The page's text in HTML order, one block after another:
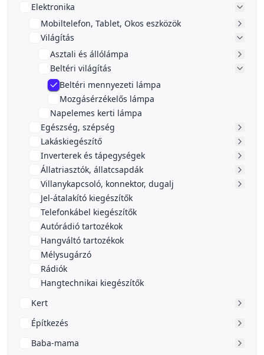
Elektronika
Mobiltelefon, Tablet, Okos eszközök
Világítás
Asztali és állólámpa
Beltéri világítás
Beltéri mennyezeti lámpa
Mozgásérzékelős lámpa
Napelemes kerti lámpa
Egészség, szépség
Lakáskiegészítő
Inverterek és tápegységek
Állatriasztók, állatcsapdák
Villanykapcsoló, konnektor, dugalj
Jel-átalakító kiegészítők
Telefonkábel kiegészítők
Autórádió tartozékok
Hangváltó tartozékok
Mélysugárzó
Rádiók
Hangtechnikai kiegészítők
Kert
Építkezés
Baba-mama